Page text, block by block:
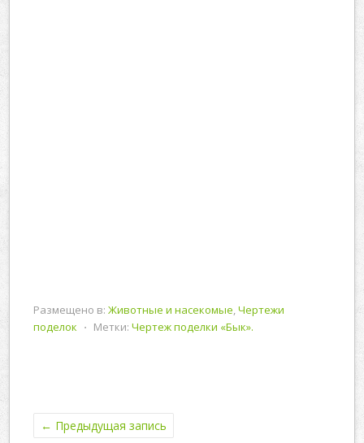
Размещено в: Животные и насекомые,Чертежи
поделок ⋅ Метки: Чертеж поделки «Бык».
← Предыдущая запись